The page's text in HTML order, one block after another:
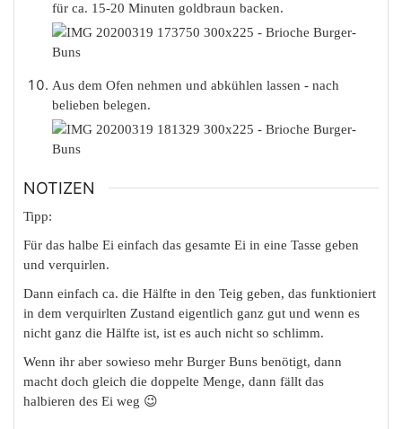
für ca. 15-20 Minuten goldbraun backen.
Aus dem Ofen nehmen und abkühlen lassen - nach
belieben belegen.
NOTIZEN
Tipp:
Für das halbe Ei einfach das gesamte Ei in eine Tasse geben
und verquirlen.
Dann einfach ca. die Hälfte in den Teig geben, das funktioniert
in dem verquirlten Zustand eigentlich ganz gut und wenn es
nicht ganz die Hälfte ist, ist es auch nicht so schlimm.
Wenn ihr aber sowieso mehr Burger Buns benötigt, dann
macht doch gleich die doppelte Menge, dann fällt das
halbieren des Ei weg 😉